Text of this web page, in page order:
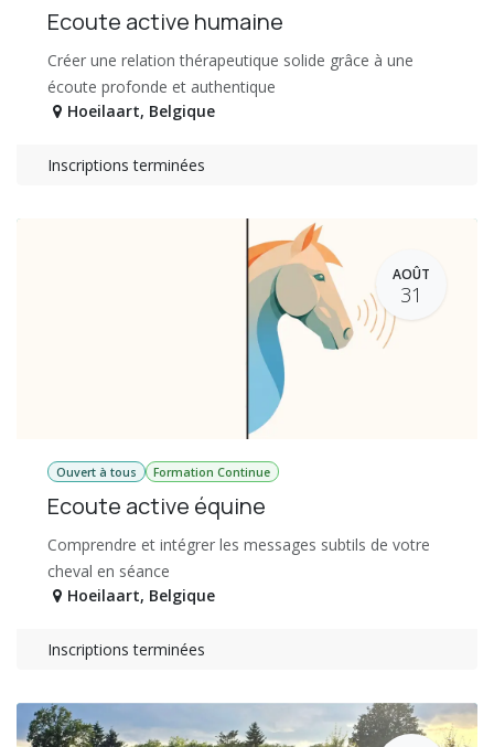
Ecoute active humaine
Créer une relation thérapeutique solide grâce à une
écoute profonde et authentique
Hoeilaart, Belgique
Inscriptions terminées
AOÛT
31
Ouvert à tous Formation Continue
Ecoute active équine
Comprendre et intégrer les messages subtils de votre
cheval en séance
Hoeilaart, Belgique
Inscriptions terminées